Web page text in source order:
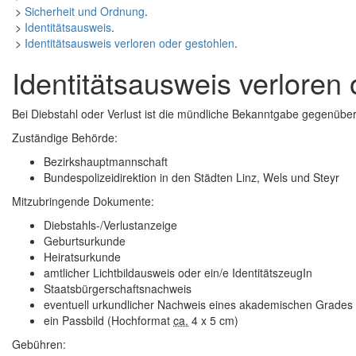
> Sicherheit und Ordnung.
> Identitätsausweis.
> Identitätsausweis verloren oder gestohlen.
Identitätsausweis verloren
Bei Diebstahl oder Verlust ist die mündliche Bekanntgabe
Zuständige Behörde:
Bezirkshauptmannschaft
Bundespolizeidirektion in den Städten Linz, Wels und Steyr
Mitzubringende Dokumente:
Diebstahls-/Verlustanzeige
Geburtsurkunde
Heiratsurkunde
amtlicher Lichtbildausweis oder ein/e IdentitätszeugIn
Staatsbürgerschaftsnachweis
eventuell urkundlicher Nachweis eines akademischen Grades
ein Passbild (Hochformat ca. 4 x 5 cm)
Gebühren: